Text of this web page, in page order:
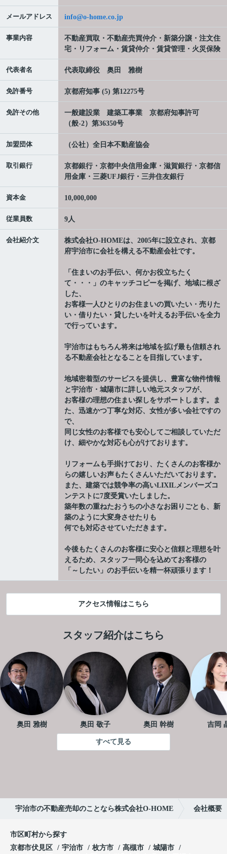
メールアドレス info@o-home.co.jp
事業内容
不動産買取・不動産売買仲介・新築分譲・注文住
宅・リフォーム・賃貸仲介・賃貸管理・火災保険
代表者名 代表取締役 奥田 雅樹
免許番号 京都府知事 (5) 第12275号
免許その他
一般建設業 建築工事業 京都府知事許可
（般-2）第36350号
加盟団体 （公社）全日本不動産協会
取引銀行
京都銀行・京都中央信用金庫・滋賀銀行・京都信
用金庫・三菱UFJ銀行・三井住友銀行
資本金 10,000,000
従業員数 9人
会社紹介文
株式会社O-HOMEは、2005年に設立され、京都
府宇治市に会社を構える不動産会社です。
「住まいのお手伝い、何かお役立ちたく
て・・・」のキャッチコピーを掲げ、地域に根ざ
した、
お客様一人ひとりのお住まいの買いたい・売りた
い・借りたい・貸したいを叶えるお手伝いを全力
で行っています。
宇治市はもちろん将来は地域を拡げ最も信頼され
る不動産会社となることを目指しています。
地域密着型のサービスを提供し、豊富な物件情報
と宇治市・城陽市に詳しい地元スタッフが、
お客様の理想の住まい探しをサポートします。ま
た、迅速かつ丁寧な対応、女性が多い会社ですの
で、
同じ女性のお客様でも安心してご相談していただ
け、細やかな対応も心がけております。
リフォームも手掛けており、たくさんのお客様か
らの嬉しいお声もたくさんいただいております。
また、建築では競争率の高いLIXILメンバーズコ
ンテストに7度受賞いたしました。
築年数の重ねたおうちの小さなお困りごとも、新
築のように大変身させたりも
何でも対応させていただきます。
今後もたくさんのお客様に安心と信頼と理想を叶
えるため、スタッフ一同心を込めてお客様の
「～したい」のお手伝いを精一杯頑張ります！
アクセス情報はこちら
スタッフ紹介はこちら
奥田 雅樹 奥田 敬子 奥田 幹樹 吉岡
すべて見る
宇治市の不動産売却のことなら株式会社O-HOME 会社概要
市区町村から探す
京都市伏見区
宇治市 枚方市 高槻市
城陽市